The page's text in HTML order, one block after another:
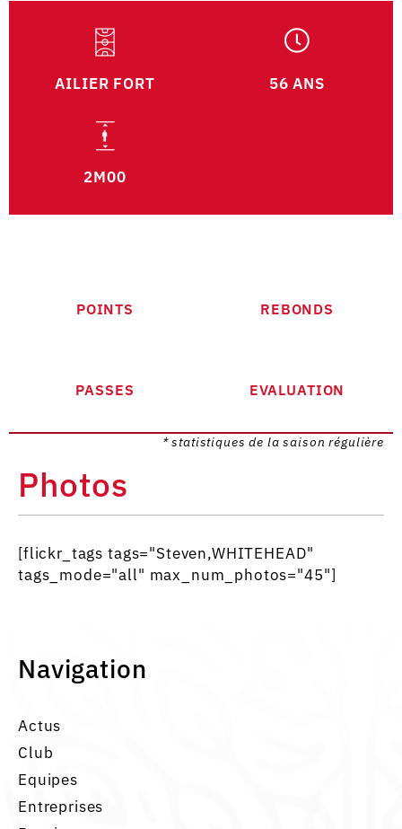
AILIER FORT 56 ANS
2M00
POINTS REBONDS
PASSES EVALUATION
* statistiques de la saison régulière
Photos
[flickr_tags tags="Steven,WHITEHEAD"
tags_mode="all" max_num_photos="45"]
Navigation
Actus
Club
Equipes
Entreprises